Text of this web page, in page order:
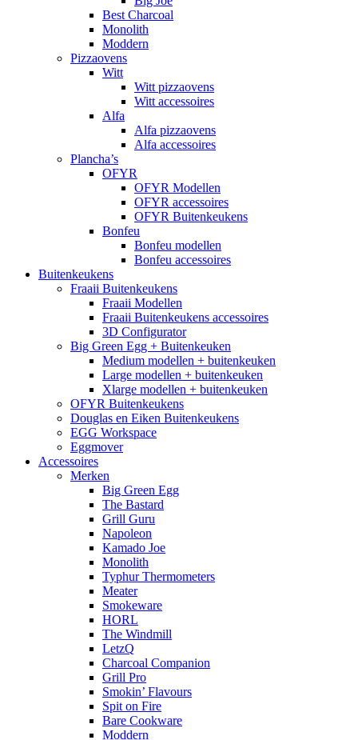
Best Charcoal
Monolith
Moddern
Pizzaovens
Witt
Witt pizzaovens
Witt accessoires
Alfa
Alfa pizzaovens
Alfa accessoires
Plancha’s
OFYR
OFYR Modellen
OFYR accessoires
OFYR Buitenkeukens
Bonfeu
Bonfeu modellen
Bonfeu accessoires
Buitenkeukens
Fraaii Buitenkeukens
Fraaii Modellen
Fraaii Buitenkeukens accessoires
3D Configurator
Big Green Egg + Buitenkeuken
Medium modellen + buitenkeuken
Large modellen + buitenkeuken
Xlarge modellen + buitenkeuken
OFYR Buitenkeukens
Douglas en Eiken Buitenkeukens
EGG Workspace
Eggmover
Accessoires
Merken
Big Green Egg
The Bastard
Grill Guru
Napoleon
Kamado Joe
Monolith
Typhur Thermometers
Meater
Smokeware
HORL
The Windmill
LetzQ
Charcoal Companion
Grill Pro
Smokin’ Flavours
Spit on Fire
Bare Cookware
Moddern